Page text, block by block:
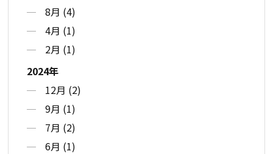
8月 (4)
4月 (1)
2月 (1)
2024年
12月 (2)
9月 (1)
7月 (2)
6月 (1)